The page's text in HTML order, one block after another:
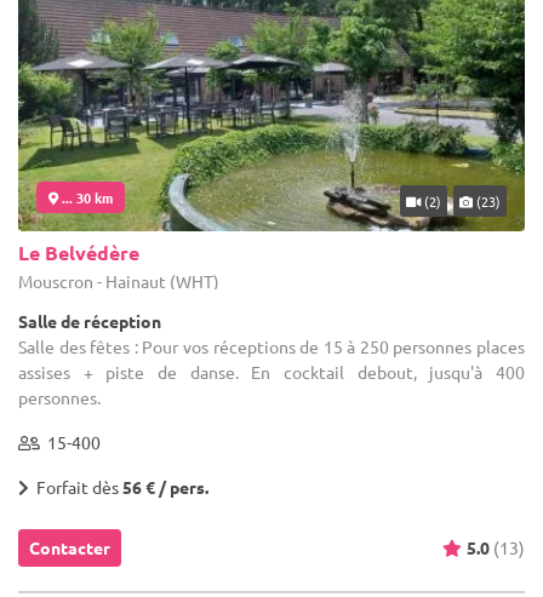
... 30 km (2) (23)
Le Belvédère
Mouscron - Hainaut (WHT)
Salle de réception
Salle des fêtes : Pour vos réceptions de 15 à 250 personnes places
assises + piste de danse. En cocktail debout, jusqu'à 400
personnes.
15-400
Forfait dès56 € / pers.
Contacter 5.0 (13)